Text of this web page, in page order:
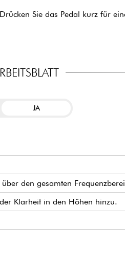
Sie das Pedal kurz für
JA
den gesamten
Klarheit in den Höhen hinzu.